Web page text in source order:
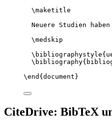
\maketitle
Neuere Studien
\medskip
\bibliographystyle
\bibliography
\end { document }
CiteDrive: BibTeX